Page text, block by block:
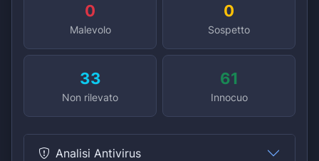
0
Malevolo
0
Sospetto
33
Non rilevato
61
Innocuo
Analisi Antivirus